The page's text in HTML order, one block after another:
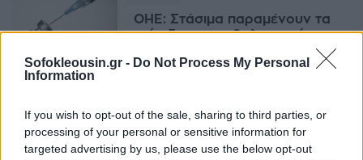
Sofokleousin.gr - Do Not Process My Personal
Information
If you wish to opt-out of the sale, sharing to third parties, or
processing of your personal or sensitive information for
targeted advertising by us, please use the below opt-out
ΟΗΕ: Στάσιμα παραμένουν τα
επίπεδα του εμβολιασμού των
08:32, 15 Ιουλίου 2024
ΥΓΕΊΑ
EE: Πρόσβαση σε 665.000
δόσεις εμβολίων για την